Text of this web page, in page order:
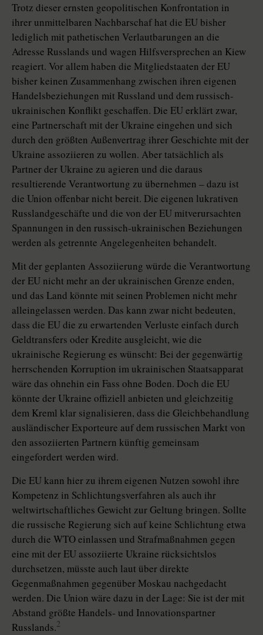
Trotz dieser ernsten geopolitischen Konfrontation in
ihrer unmittelbaren Nachbarschaf hat die EU bisher
lediglich mit pathetischen Verlautbarungen an die
Adresse Russlands und wagen Hilfsversprechen an Kiew
reagiert. Vor allem haben die Mitgliedstaaten der EU
bisher keinen Zusammenhang zwischen ihren eigenen
Handelsbeziehungen mit Russland und dem russisch-
ukrainischen Konflikt geschaffen. Die EU erklärt zwar,
eine Partnerschaft mit der Ukraine eingehen und sich
durch den größten Außenvertrag ihrer Geschichte mit der
Ukraine assoziieren zu wollen. Aber tatsächlich als
Partner der Ukraine zu agieren und die daraus
resultierende Verantwortung zu übernehmen – dazu ist
die Union offenbar nicht bereit. Die eigenen lukrativen
Russlandgeschäfte und die von der EU mitverursachten
Spannungen in den russisch-ukrainischen Beziehungen
werden als getrennte Angelegenheiten behandelt.
Mit der geplanten Assoziierung würde die Verantwortung
der EU nicht mehr an der ukrainischen Grenze enden,
und das Land könnte mit seinen Problemen nicht mehr
alleingelassen werden. Das kann zwar nicht bedeuten,
dass die EU die zu erwartenden Verluste einfach durch
Geldtransfers oder Kredite ausgleicht, wie die
ukrainische Regierung es wünscht: Bei der gegenwärtig
herrschenden Korruption im ukrainischen Staatsapparat
wäre das ohnehin ein Fass ohne Boden. Doch die EU
könnte der Ukraine offiziell anbieten und gleichzeitig
dem Kreml klar signalisieren, dass die Gleichbehandlung
ausländischer Exporteure auf dem russischen Markt von
den assoziierten Partnern künftig gemeinsam
eingefordert werden wird.
Die EU kann hier zu ihrem eigenen Nutzen sowohl ihre
Kompetenz in Schlichtungsverfahren als auch ihr
weltwirtschaftliches Gewicht zur Geltung bringen. Sollte
die russische Regierung sich auf keine Schlichtung etwa
durch die WTO einlassen und Strafmaßnahmen gegen
eine mit der EU assoziierte Ukraine rücksichtslos
durchsetzen, müsste auch laut über direkte
Gegenmaßnahmen gegenüber Moskau nachgedacht
werden. Die Union wäre dazu in der Lage: Sie ist der mit
Abstand größte Handels- und Innovationspartner
Russlands.2